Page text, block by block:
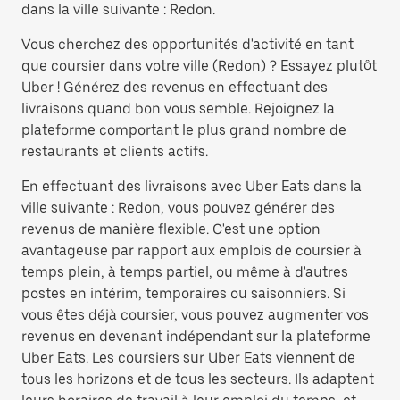
dans la ville suivante : Redon.
Vous cherchez des opportunités d'activité en tant
que coursier dans votre ville (Redon) ? Essayez plutôt
Uber ! Générez des revenus en effectuant des
livraisons quand bon vous semble. Rejoignez la
plateforme comportant le plus grand nombre de
restaurants et clients actifs.
En effectuant des livraisons avec Uber Eats dans la
ville suivante : Redon, vous pouvez générer des
revenus de manière flexible. C'est une option
avantageuse par rapport aux emplois de coursier à
temps plein, à temps partiel, ou même à d'autres
postes en intérim, temporaires ou saisonniers. Si
vous êtes déjà coursier, vous pouvez augmenter vos
revenus en devenant indépendant sur la plateforme
Uber Eats. Les coursiers sur Uber Eats viennent de
tous les horizons et de tous les secteurs. Ils adaptent